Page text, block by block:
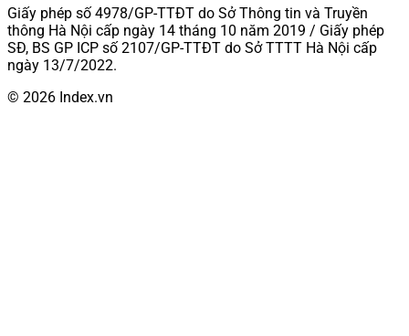
Giấy phép số 4978/GP-TTĐT do Sở Thông tin và Truyền
thông Hà Nội cấp ngày 14 tháng 10 năm 2019 / Giấy phép
SĐ, BS GP ICP số 2107/GP-TTĐT do Sở TTTT Hà Nội cấp
ngày 13/7/2022.
© 2026 Index.vn